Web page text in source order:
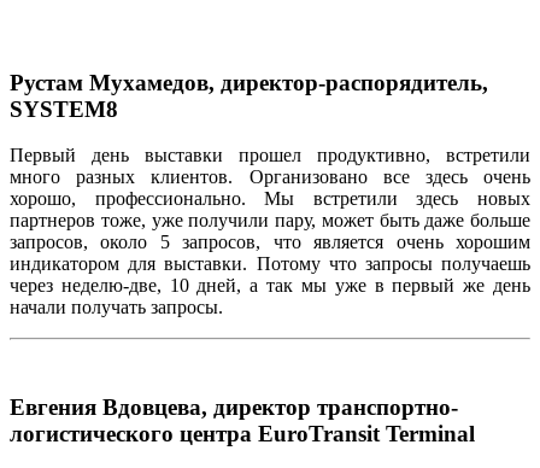
Рустам Мухамедов, директор-распорядитель,
SYSTEM8
Первый день выставки прошел продуктивно, встретили
много
разных клиентов. Организовано все здесь
очень
хорошо, профессионально.Мы встретили здесь
новых
партнеров тоже, уже получили пару, может быть даже больше
запросов,около 5запросов, что является очень
хорошим
индикатором для выставки. Потому что запросы получаешь
через неделю-две, 10 дней, атак мы уже в первый же день
начали получать запросы.
Евгения Вдовцева, директор транспортно-
логистического центра EuroTransit Terminal